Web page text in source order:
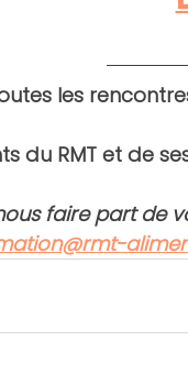
les
du RMT et de
faire part de